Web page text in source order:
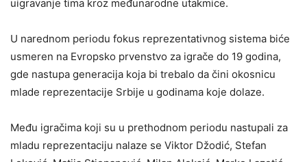
uigravanje tima kroz međunarodne utakmice.
U narednom periodu fokus reprezentativnog sistema biće
usmeren na Evropsko prvenstvo za igrače do 19 godina,
gde nastupa generacija koja bi trebalo da čini okosnicu
mlade reprezentacije Srbije u godinama koje dolaze.
Među igračima koji su u prethodnom periodu nastupali za
mladu reprezentaciju nalaze se Viktor Džodić, Stefan